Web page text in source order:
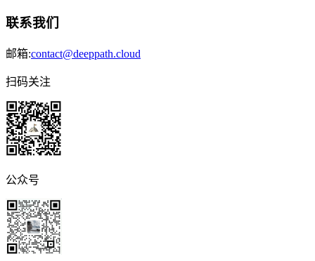
联系我们
邮箱:contact@deeppath.cloud
扫码关注
公众号